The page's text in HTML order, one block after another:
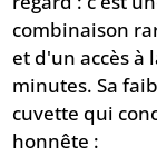
combinaison
et d'un accès à
minutes. Sa
cuvette qui
honnête :